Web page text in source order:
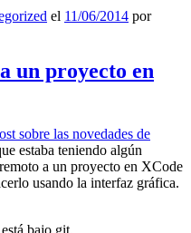
el 11/06/2014 por
un proyecto en
sobre las novedades de
estaba teniendo algún
a un proyecto en XCode
usando la interfaz gráfica.
bajo git.